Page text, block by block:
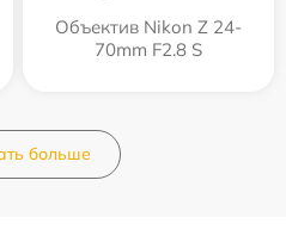
Объектив Nikon Z 24-
70mm F2.8 S
больше